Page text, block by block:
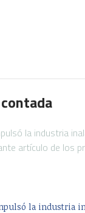
la industria
artículo de los
la industria